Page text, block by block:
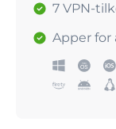
7 VPN-
Apper for